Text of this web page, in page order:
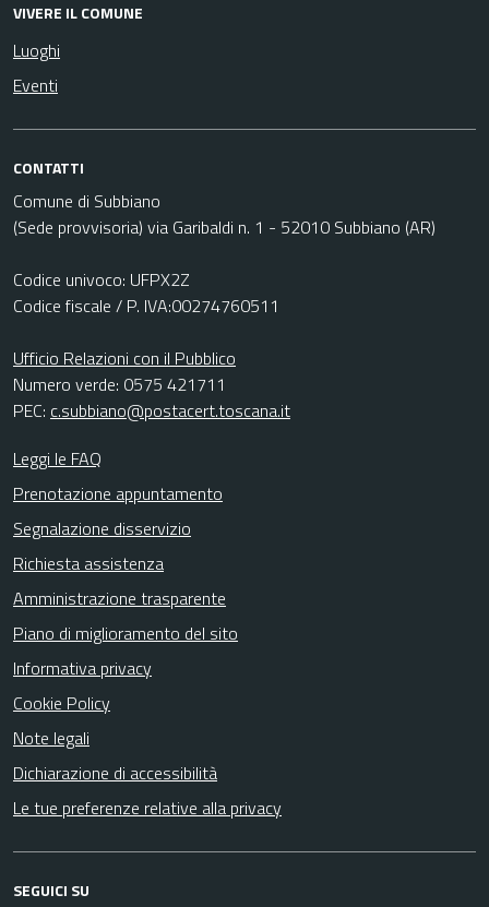
VIVERE IL COMUNE
Luoghi
Eventi
CONTATTI
Comune di Subbiano
(Sede provvisoria) via Garibaldi n. 1 - 52010 Subbiano (AR)
Codice univoco: UFPX2Z
Codice fiscale / P. IVA:00274760511
Ufficio Relazioni con il Pubblico
Numero verde: 0575 421711
PEC: c.subbiano@postacert.toscana.it
Leggi le FAQ
Prenotazione appuntamento
Segnalazione disservizio
Richiesta assistenza
Amministrazione trasparente
Piano di miglioramento del sito
Informativa privacy
Cookie Policy
Note legali
Dichiarazione di accessibilità
Le tue preferenze relative alla privacy
SEGUICI SU